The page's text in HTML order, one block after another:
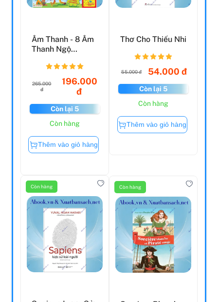
Âm Thanh - 8 Âm
Thanh Ngộ
Âm Thanh ...
265.000
đ
196.000
đ
Còn lại 5
Còn hàng
Thêm vào giỏ hàng
Thơ Cho Thiếu Nhi
55.000 đ 54.000 đ
Còn lại 5
Còn hàng
Thêm vào giỏ hàng
Còn hàng Còn hàng